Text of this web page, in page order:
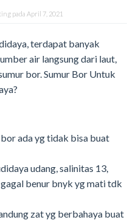
pada April 7, 2021
terdapat banyak
air langsung dari laut,
bor. Sumur Bor Untuk
ada yg tidak bisa buat
udang, salinitas 13,
benur bnyk yg mati tdk
zat yg berbahaya buat